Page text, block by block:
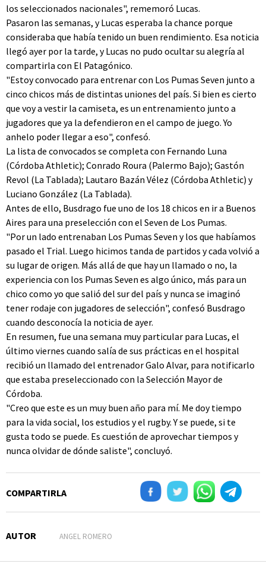
los seleccionados nacionales", rememoró Lucas.
Pasaron las semanas, y Lucas esperaba la chance porque
consideraba que había tenido un buen rendimiento. Esa noticia
llegó ayer por la tarde, y Lucas no pudo ocultar su alegría al
compartirla con El Patagónico.
"Estoy convocado para entrenar con Los Pumas Seven junto a
cinco chicos más de distintas uniones del país. Si bien es cierto
que voy a vestir la camiseta, es un entrenamiento junto a
jugadores que ya la defendieron en el campo de juego. Yo
anhelo poder llegar a eso", confesó.
La lista de convocados se completa con Fernando Luna
(Córdoba Athletic); Conrado Roura (Palermo Bajo); Gastón
Revol (La Tablada); Lautaro Bazán Vélez (Córdoba Athletic) y
Luciano González (La Tablada).
Antes de ello, Busdrago fue uno de los 18 chicos en ir a Buenos
Aires para una preselección con el Seven de Los Pumas.
"Por un lado entrenaban Los Pumas Seven y los que habíamos
pasado el Trial. Luego hicimos tanda de partidos y cada volvió a
su lugar de origen. Más allá de que hay un llamado o no, la
experiencia con los Pumas Seven es algo único, más para un
chico como yo que salió del sur del país y nunca se imaginó
tener rodaje con jugadores de selección", confesó Busdrago
cuando desconocía la noticia de ayer.
En resumen, fue una semana muy particular para Lucas, el
último viernes cuando salía de sus prácticas en el hospital
recibió un llamado del entrenador Galo Alvar, para notificarlo
que estaba preseleccionado con la Selección Mayor de
Córdoba.
"Creo que este es un muy buen año para mí. Me doy tiempo
para la vida social, los estudios y el rugby. Y se puede, si te
gusta todo se puede. Es cuestión de aprovechar tiempos y
nunca olvidar de dónde saliste", concluyó.
COMPARTIRLA
AUTOR ANGEL ROMERO